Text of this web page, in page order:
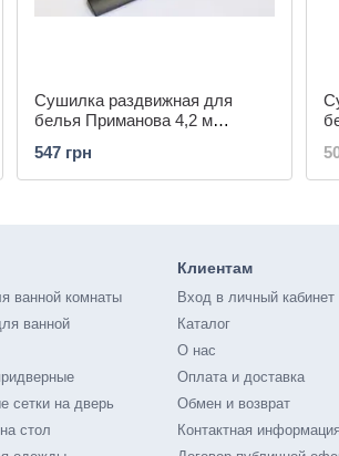
Сушилка раздвижная для
белья Приманова 4,2 м
547 грн
ванной комнаты
ванной
сетки на дверь
стол
Клиентам
Вход в личный кабинет
Каталог
О нас
Оплата и доставка
Обмен и возврат
Контактная информация